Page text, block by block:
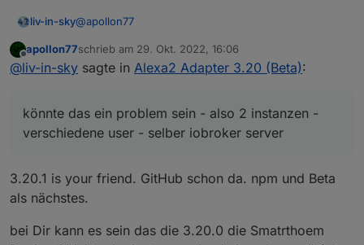
liv-in-sky@apollon77
das gibt es ja nicht - jetzt ist der adapter auf debug
und neugestartet - jetzt ist der dp wieder da und
könnte das ein problem sein - also 2 instanzen -
verschiedene user - selber iobroker server
Offline
apollon77schrieb am 29. Okt. 2022, 16:06
zuletzt editiert von
@liv-in-sky sagte in Alexa2 Adapter 3.20 (Beta):
könnte das ein problem sein - also 2 instanzen -
verschiedene user - selber iobroker server
3.20.1 is your friend. GitHub schon da. npm und Beta
als nächstes.
bei Dir kann es sein das die 3.20.0 die Smatrthoem